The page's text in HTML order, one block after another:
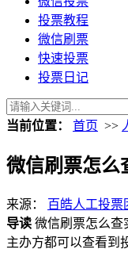
投票教程
微信刷票
快速投票
投票日记
当前位置： 首页 >>
微信刷票怎么
来源： 百皓人工投票
导读 微信刷票怎么查
主办方都可以查看到